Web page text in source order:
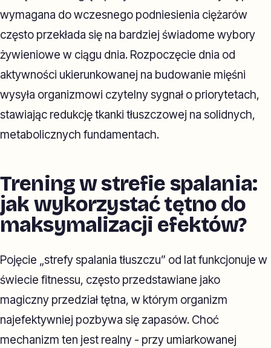
wymagana do wczesnego podniesienia ciężarów
często przekłada się na bardziej świadome wybory
żywieniowe w ciągu dnia. Rozpoczęcie dnia od
aktywności ukierunkowanej na budowanie mięśni
wysyła organizmowi czytelny sygnał o priorytetach,
stawiając redukcję tkanki tłuszczowej na solidnych,
metabolicznych fundamentach.
Trening w strefie spalania:
jak wykorzystać tętno do
maksymalizacji efektów?
Pojęcie „strefy spalania tłuszczu” od lat funkcjonuje w
świecie fitnessu, często przedstawiane jako
magiczny przedział tętna, w którym organizm
najefektywniej pozbywa się zapasów. Choć
mechanizm ten jest realny - przy umiarkowanej